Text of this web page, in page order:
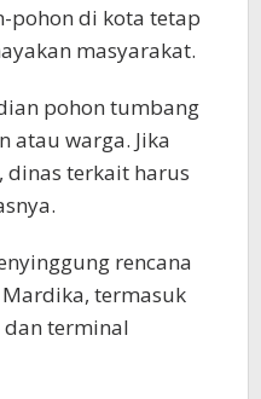
pohon di kota tetap
masyarakat.
pohon tumbang
atau warga. Jika
terkait harus
rencana
termasuk
dan terminal